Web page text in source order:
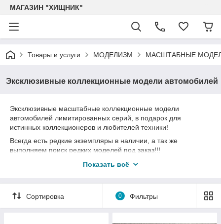
МАГАЗИН "ХИЩНИК"
Товары и услуги МОДЕЛИЗМ МАСШТАБНЫЕ
Эксклюзивные коллекционные модели автомобилей
Эксклюзивные масштабные коллекционные модели
автомобилей лимитированных серий, в подарок для
истинных коллекционеров и любителей техники!
Всегда есть редкие экземпляры в наличии, а так же
выполняем поиск редких моделей под заказ!!!
Exclusive large-scale collectible models of cars in limited series,
always rare examples in stock, and we also search for rare
models to order!!!
Показать всё
Сортировка 0 Фильтры